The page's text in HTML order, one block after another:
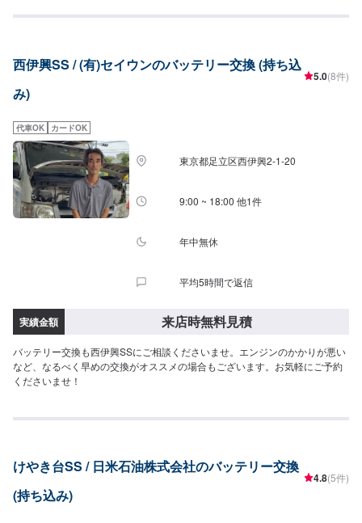
に対応いたします。お車のことなら、どんなことでもお気軽にご相談くださ
な、安全と安心をお約束します。●ハイブリッド車・電気自動車の修理に対応
アサカワ自動車は、ハイブリット車・電気自動車の取扱工場です。（労働安
全衛生法第59条で規定の『低圧電気取扱特別教育実施工場』）●最新の設備
スタッフが、あなたのお車を隅々までチェック、メンテナンスします。\パー
ツ持ち込みについて/パーツのお持ち込みは可能です！ご希望の方はオファー
をお送りいただく際に、パーツの詳細とお車の車検証、または車種情報をお
送りください。場合によっては対応できかねることもございますので、あら
かじめご了承ください。\代車について/作業中は代車をお出しすることも可能
ですので、ご希望の方はお気軽にお申し付けください。※燃料代はお客さま負
担となります。\営業時間・定休日/営業時間：8:45～18:00定休日：日曜日
西伊興SS / (有)セイウンのバッテリー交換 (持ち込
み)
5.0(8件)
代車OK カードOK
東京都足立区西伊興2-1-20
9:00 ~ 18:00 他1件
年中無休
平均5時間で返信
実績金額 来店時無料見積
バッテリー交換も西伊興SSにご相談くださいませ。エンジンのかかりが悪い
など、なるべく早めの交換がオススメの場合もございます。お気軽にご予約
くださいませ！
けやき台SS / 日米石油株式会社のバッテリー交換
(持ち込み)
4.8(5件)